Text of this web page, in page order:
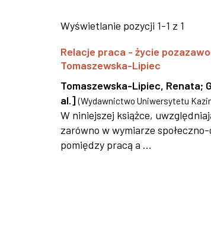
Wyświetlanie pozycji 1-1 z 1
Relacje praca - życie
Tomaszewska-Lipiec
Tomaszewska-Lipiec, Renata;
al.] (Wydawnictwo Uniwersytetu
W niniejszej książce,
zarówno w wymiarze
pomiędzy pracą a ...